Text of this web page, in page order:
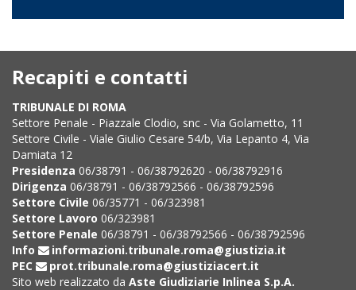
Recapiti e contatti
TRIBUNALE DI ROMA
Settore Penale - Piazzale Clodio, snc - Via Golametto, 11
Settore Civile - Viale Giulio Cesare 54/b, Via Lepanto 4, Via
Damiata 12
Presidenza 06/38791 - 06/38792620 - 06/38792916
Dirigenza 06/38791 - 06/38792566 - 06/38792596
Settore Civile 06/35771 - 06/323981
Settore Lavoro 06/323981
Settore Penale 06/38791 - 06/38792566 - 06/38792596
Info
informazioni.tribunale.roma@giustizia.it
PEC
prot.tribunale.roma@giustiziacert.it
Sito web realizzato da Aste Giudiziarie Inlinea S.p.A.